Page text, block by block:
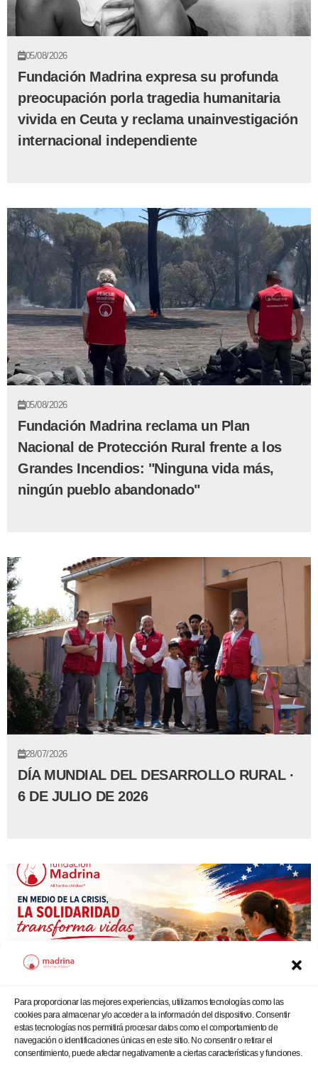
Para proporcionar las mejores experiencias, utilizamos tecnologías como las
cookies para almacenar y/o acceder a la información del dispositivo. Consentir
estas tecnologías nos permitirá procesar datos como el comportamiento de
navegación o identificaciones únicas en este sitio. No consentir o retirar el
consentimiento, puede afectar negativamente a ciertas características y funciones.
05/08/2026
Fundación Madrina expresa su profunda
preocupación porla tragedia humanitaria
vivida en Ceuta y reclama unainvestigación
internacional independiente
05/08/2026
Fundación Madrina reclama un Plan
Nacional de Protección Rural frente a los
Grandes Incendios: "Ninguna vida más,
ningún pueblo abandonado"
28/07/2026
DÍA MUNDIAL DEL DESARROLLO RURAL ·
6 DE JULIO DE 2026